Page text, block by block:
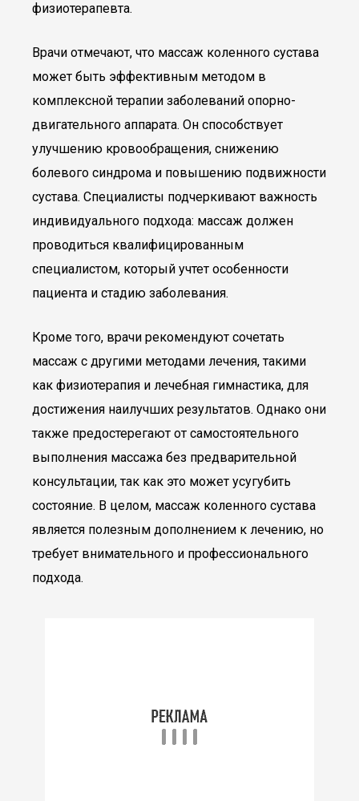
физиотерапевта.
Врачи отмечают, что массаж коленного сустава
может быть эффективным методом в
комплексной терапии заболеваний опорно-
двигательного аппарата. Он способствует
улучшению кровообращения, снижению
болевого синдрома и повышению подвижности
сустава. Специалисты подчеркивают важность
индивидуального подхода: массаж должен
проводиться квалифицированным
специалистом, который учтет особенности
пациента и стадию заболевания.
Кроме того, врачи рекомендуют сочетать
массаж с другими методами лечения, такими
как физиотерапия и лечебная гимнастика, для
достижения наилучших результатов. Однако они
также предостерегают от самостоятельного
выполнения массажа без предварительной
консультации, так как это может усугубить
состояние. В целом, массаж коленного сустава
является полезным дополнением к лечению, но
требует внимательного и профессионального
подхода.